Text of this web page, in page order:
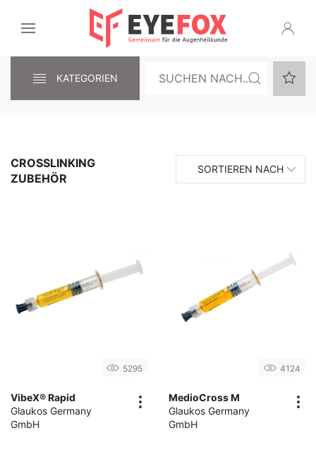
KATEGORIEN
CROSSLINKING
ZUBEHÖR
SORTIEREN NACH
5295
VibeX® Rapid
Glaukos Germany
GmbH
4124
MedioCross M
Glaukos Germany
GmbH